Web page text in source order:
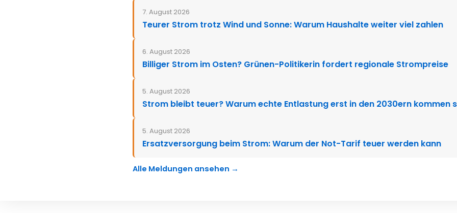
7. August 2026
Teurer Strom trotz Wind und Sonne: Warum Haushalte weiter viel zahlen
6. August 2026
Billiger Strom im Osten? Grünen-Politikerin fordert regionale Strompreise
5. August 2026
Strom bleibt teuer? Warum echte Entlastung erst in den 2030ern kommen
5. August 2026
Ersatzversorgung beim Strom: Warum der Not-Tarif teuer werden kann
Alle Meldungen ansehen →